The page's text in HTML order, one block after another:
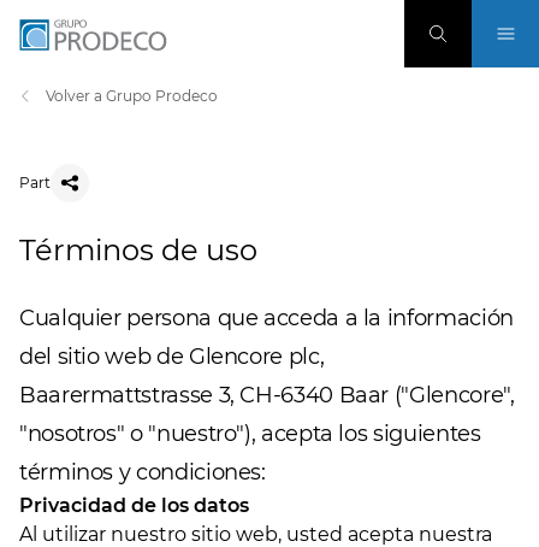
Volver a Grupo Prodeco
Part
Términos de uso
Cualquier persona que acceda a la información
del sitio web de Glencore plc,
Baarermattstrasse 3, CH-6340 Baar ("Glencore",
"nosotros" o "nuestro"), acepta los siguientes
términos y condiciones:
Privacidad de los datos
Al utilizar nuestro sitio web, usted acepta nuestra